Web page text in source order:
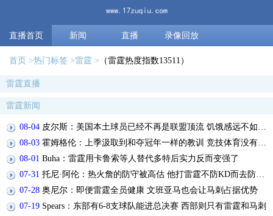
直播首页 新闻 直播 录像回放
首页 热门标签 雷霆 （雷霆热度指数13511）
雷霆直播
雷霆新闻
08-04 皮尔斯：美国本土球员已经不再是联盟顶流 饥饿感远不如国际球员
08-03 霍姆格伦：上季汲取到和夺冠年一样的教训 竞技体育没有万无一失
08-01 Buha：雷霆用卡鲁索等人替代多特后实力反而变强了
07-31 托尼·阿伦：热火詹的防守被高估 他打雷霆不防KD而去防塞弗洛沙
07-28 奥尼尔：即便雷霆全员健康 文班亚马也会让马刺占据优势
07-19 Spears：东部有6-8支球队能进总决赛 西部则只有雷霆和马刺